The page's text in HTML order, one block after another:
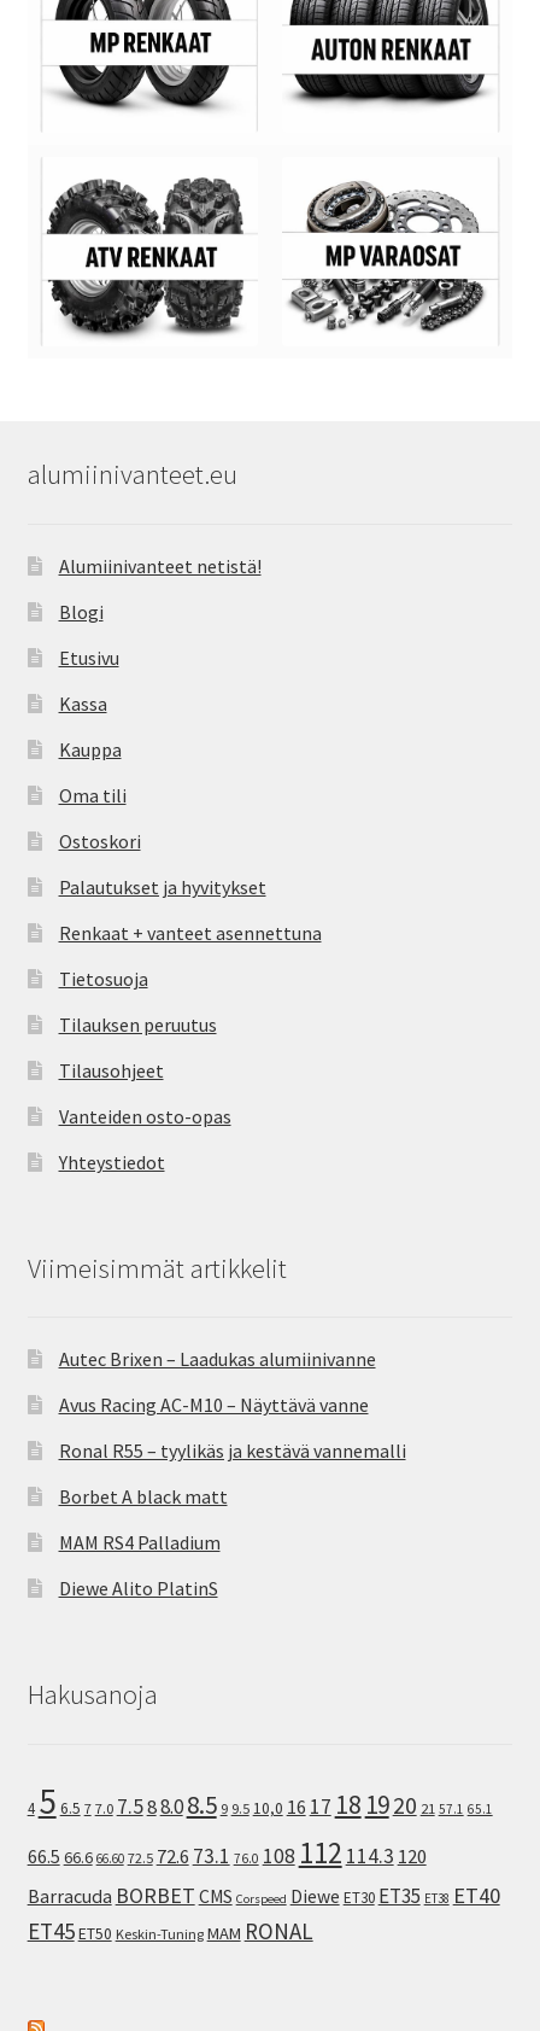
alumiinivanteet.eu
Alumiinivanteet netistä!
Blogi
Etusivu
Kassa
Kauppa
Oma tili
Ostoskori
Palautukset ja hyvitykset
Renkaat + vanteet asennettuna
Tietosuoja
Tilauksen peruutus
Tilausohjeet
Vanteiden osto-opas
Yhteystiedot
Viimeisimmät artikkelit
Autec Brixen – Laadukas alumiinivanne
Avus Racing AC-M10 – Näyttävä vanne
Ronal R55 – tyylikäs ja kestävä vannemalli
Borbet A black matt
MAM RS4 Palladium
Diewe Alito PlatinS
Hakusanoja
4 5 6.5 7 7.0 7.588.08.5 9 9.5 10,0 16 17 18 1920 21 57.1 65.1
66.5 66.6 66.60 72.5 72.6 73.1 76.0 108 112 114.3 120
Barracuda BORBET CMS Corspeed Diewe ET30 ET35 ET38 ET40
ET45ET50 Keskin-Tuning MAM RONAL